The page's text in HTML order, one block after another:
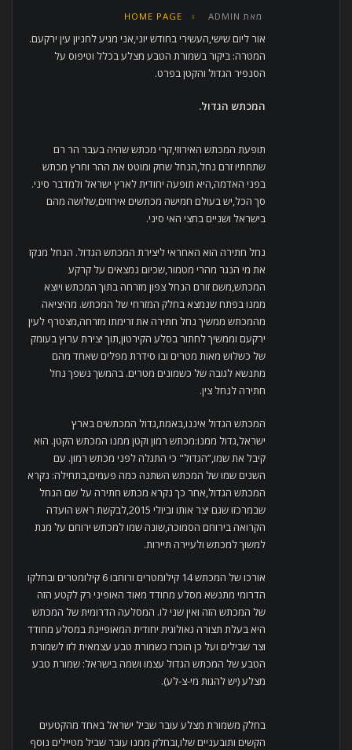
מאת ADMIN
HOME PAGE
אור ליום שישי,העשירי בחודש יוני,אני מגיע לחניון עין ירקעם.
המטרה: ביקור בשמורת הטבע מצלע בכלל וטיפוס על
הסנפיר הגדול והקטן בפרט.
המכתש הגדול.
תופעת המכתש האירוזי,קרי מכתש שהיה בעבר הר רם
שתחתיו זרם נחל,הנחל שחק ומוטט את ההר וחרץ מכתש
בפני האדמה,היא תופעה יחודית לארץ ישראל ולמדבר סיני.
סך הכל,יש בעולם חמישה מכתשים אירוזים,שלושה מהם
בישראל ושניים בחצי האי סיני.
נחל חתירה הוא האחראי ליצירת המכתש הגדול. הנחל מנקז
את מי הנגר מהרי מטמור,שכיום נמצאים על קרקע
המכתש,משם זורם הנחל צפון מזרחה בתוך המכתש ויוצא
ממנו בפתח שנמצא בחלק המזרחי של המכתש. מהיציאה
מהמכתש ממשיך נחל חתירה את זרימתו מזרחה,מצטרף לעין
ירקעם וממשיך לחתור בסלע הקירטון,תוך יצירת ערוץ בעומק
של כשלוש מאות מטרים ובו סידרת מפלים שאחד מהם
מתנשא לגובה של כשמונים מטרים. בהמשך נשפך נחל
חתירה לנחל צין.
המכתש הגדול איננו,באמת,גדול המכתשים בארץ
ישראל,גדול ממנו:מכתש רמון וקטן ממנו המכתש הקטן. הוא
קיבל את שמו,”הגדול" כי התגלה לפני מכתש רמון. עם
השנים שמו של המכתש השתנה כמה פעמים,בתחילה: נקרא
המכתש הגדול,אחר כך נקרא מכתש חתירה על שם הנחל
שבמרכזו שגם יצר אותו וביולי 2015,לבקשת ראש הועדה
הקרואה בירוחם הסמוכה,שונה שמו למכתש ירוחם על מנת
למשוך למכתש ולעיירה תיירות.
אורכו של המכתש 14 קילומטרים ורוחבו 6 קילומטרים ובחלקו
הדרומי מתנשא מסלע מחודד מאוד האופיני רק לקטע הזה
של המכתש הזה ואין שני לו. המסלעה הדרומית של המכתש
היא בעלת תצורה גאולוגית יחודית המאופיינת במסלע מחודד
וצר שבילים ועל כן הוכרז כשמורת טבע עצמאית לזו לשמורת
הטבע של המכתש הגדול עצמו ושמה בישראל: שמורת טבע
מצלע (יש להגות מי-צ-לע).
בחלק משמורת מצלע עובר שביל ישראל באחד מהקטעים
הקשים ותובעניים שלו,ובחלק ממנו עובר שביל מטיילים נוסף